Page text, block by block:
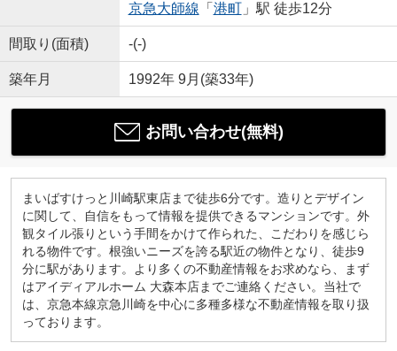
京急大師線 「 港町」駅 徒歩12分
間取り(面積) -(-)
築年月 1992年 9月(築33年)
お問い合わせ(無料)
まいばすけっと川崎駅東店まで徒歩6分です。造りとデザイン
に関して、自信をもって情報を提供できるマンションです。外
観タイル張りという手間をかけて作られた、こだわりを感じら
れる物件です。根強いニーズを誇る駅近の物件となり、徒歩9
分に駅があります。より多くの不動産情報をお求めなら、まず
はアイディアルホーム 大森本店までご連絡ください。当社で
は、京急本線京急川崎を中心に多種多様な不動産情報を取り扱
っております。